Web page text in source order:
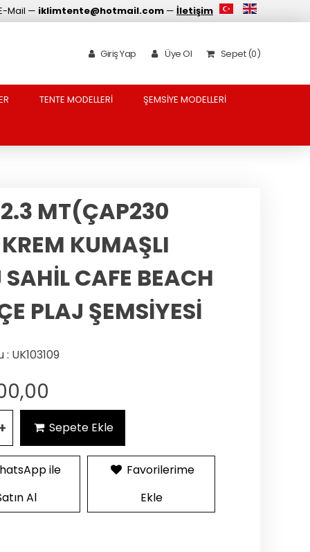
Mail — iklimtente@hotmail.com — İletişim
Giriş Yap Üye Ol Sepet (0)
TENTE MODELLERİ ŞEMSİYE MODELLERİ
MT(ÇAP230
KUMAŞLI
CAFE BEACH
PLAJ ŞEMSİYESİ
UK103109
Sepete Ekle
ile
Al
Favorilerime
Ekle